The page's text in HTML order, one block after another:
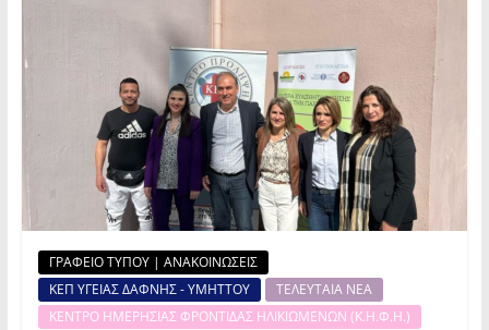
ΓΡΑΦΕΙΟ ΤΥΠΟΥ | ΑΝΑΚΟΙΝΩΣΕΙΣ
ΚΕΠ ΥΓΕΙΑΣ ΔΑΦΝΗΣ - ΥΜΗΤΤΟΥ
ΤΕΛΕΥΤΑΙΑ ΝΕΑ
ΚΕΝΤΡΟ ΗΜΕΡΗΣΙΑΣ ΦΡΟΝΤΙΔΑΣ ΗΛΙΚΙΩΜΕΝΩΝ (Κ.Η.Φ.Η.)